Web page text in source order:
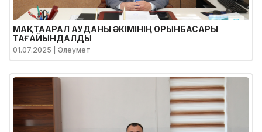
МАҚТААРАЛ АУДАНЫ ӘКІМІНІҢ ОРЫНБАСАРЫ
ТАҒАЙЫНДАЛДЫ
01.07.2025 | Әлеумет